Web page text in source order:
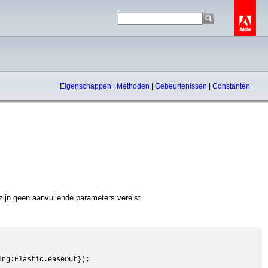
Eigenschappen Methoden Gebeurtenissen Constanten
geen aanvullende parameters vereist.